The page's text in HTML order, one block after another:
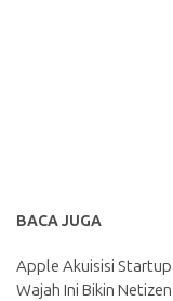
BACA JUGA
Apple Akuisisi
Wajah Ini Bikin